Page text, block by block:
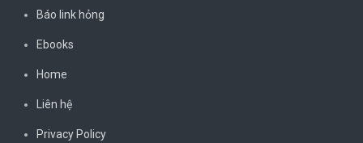
Báo link hỏng
Ebooks
Home
Liên hệ
Privacy Policy